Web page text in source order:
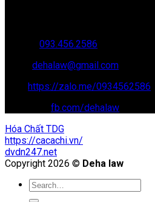
093.456.2586
dehalaw@gmail.com
https://zalo.me/0934562586
fb.com/dehalaw
Hóa Chất TDG
https://cacachi.vn/
dvdn247.net
Copyright 2026 © Deha law